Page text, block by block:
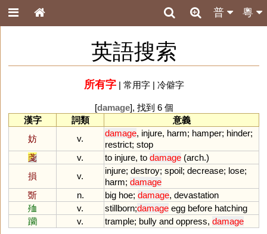
粵
普
英語搜索
所有字| 常用字| 冷僻字
[damage], 找到 6 個
漢字
詞類
意義
妨
v.
damage, injure, harm; hamper; hinder;
restrict; stop
戔
v. to injure, to damage (arch.)
損
v.
injure; destroy; spoil; decrease; lose;
harm; damage
斲
n. big hoe; damage, devastation
殈
v. stillborn;damage egg before hatching
躪
v. trample; bully and oppress, damage